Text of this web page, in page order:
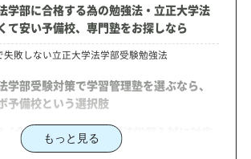
学部に合格する為の勉強法・立正大学法
て安い予備校、専門塾をお探しなら
失敗しない立正大学法学部受験勉強法
学部受験対策で学習管理塾を選ぶなら、
予備校という選択肢
（令和9年度）立正大学法学部入試に対応
策カリキュラム・学習計画を提供します
もっと見る